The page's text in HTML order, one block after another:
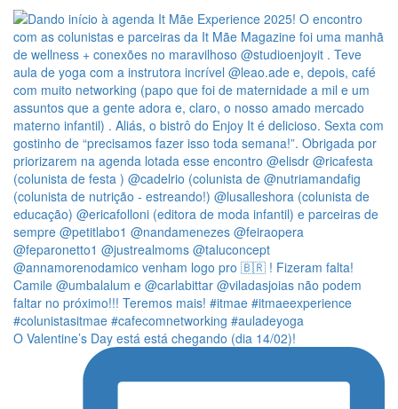
O Valentine’s Day está está chegando (dia 14/02)!